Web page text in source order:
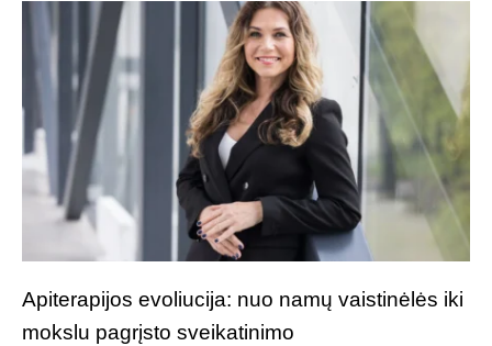
Apiterapijos evoliucija: nuo namų vaistinėlės iki
mokslu pagrįsto sveikatinimo